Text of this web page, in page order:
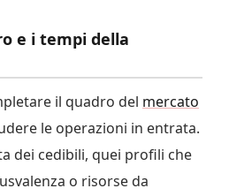
e i tempi della
il quadro del mercato
le operazioni in entrata.
dei cedibili, quei profili che
o risorse da